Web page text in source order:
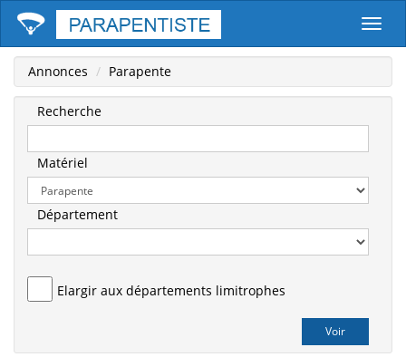
Annonces Parapente
Recherche
Matériel
Département
Elargir aux départements limitrophes